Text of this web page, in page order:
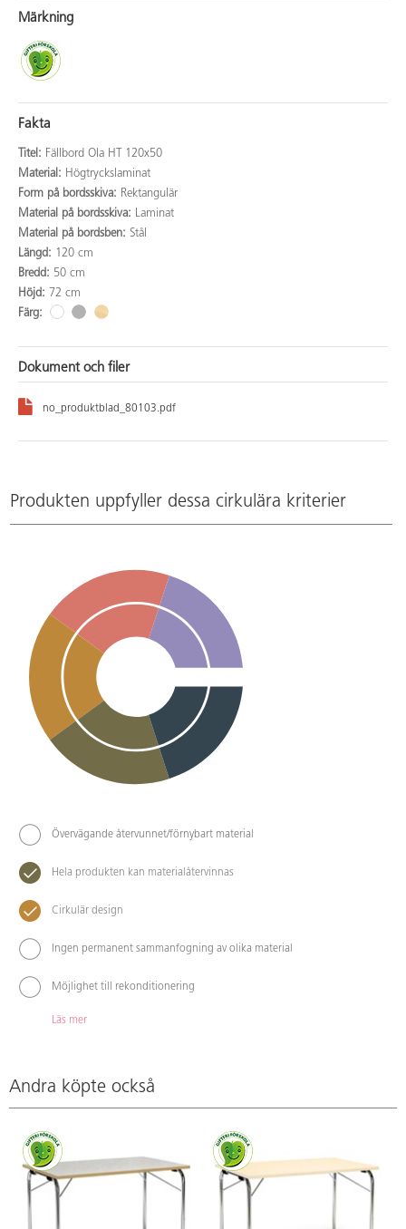
Märkning
Fakta
Titel: Fällbord Ola HT 120x50
Material: Högtryckslaminat
Form på bordsskiva: Rektangulär
Material på bordsskiva: Laminat
Material på bordsben: Stål
Längd: 120 cm
Bredd: 50 cm
Höjd: 72 cm
Färg:
Dokument och filer
no_produktblad_80103.pdf
Produkten uppfyller dessa cirkulära kriterier
Övervägande återvunnet/förnybart material
Hela produkten kan materialåtervinnas
Cirkulär design
Ingen permanent sammanfogning av olika material
Möjlighet till rekonditionering
Läs mer
Andra köpte också